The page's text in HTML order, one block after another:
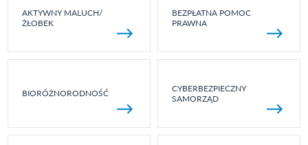
AKTYWNY MALUCH/
ŻŁOBEK
BEZPŁATNA POMOC
PRAWNA
BIORÓŻNORODNOŚĆ
CYBERBEZPIECZNY
SAMORZĄD